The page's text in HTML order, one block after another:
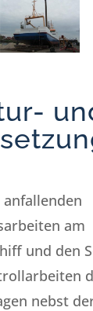
am
und den
nebst